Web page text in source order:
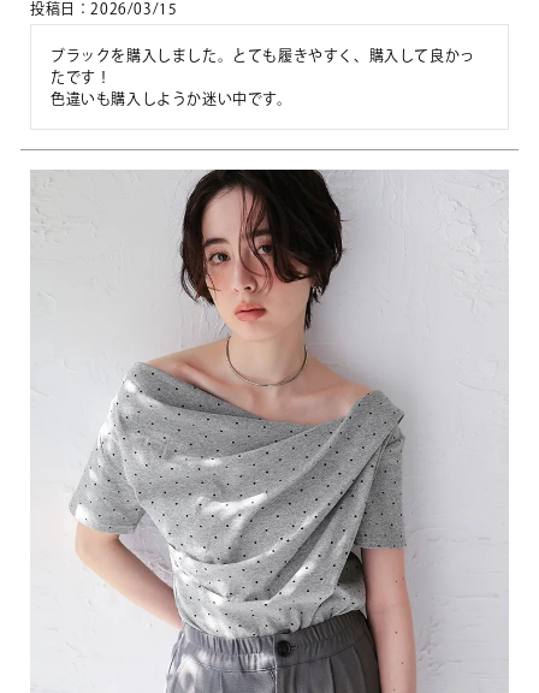
投稿日 2026/03/15
ブラックを購入しました。とても履きやすく、購入して良かっ
たです！
色違いも購入しようか迷い中です。